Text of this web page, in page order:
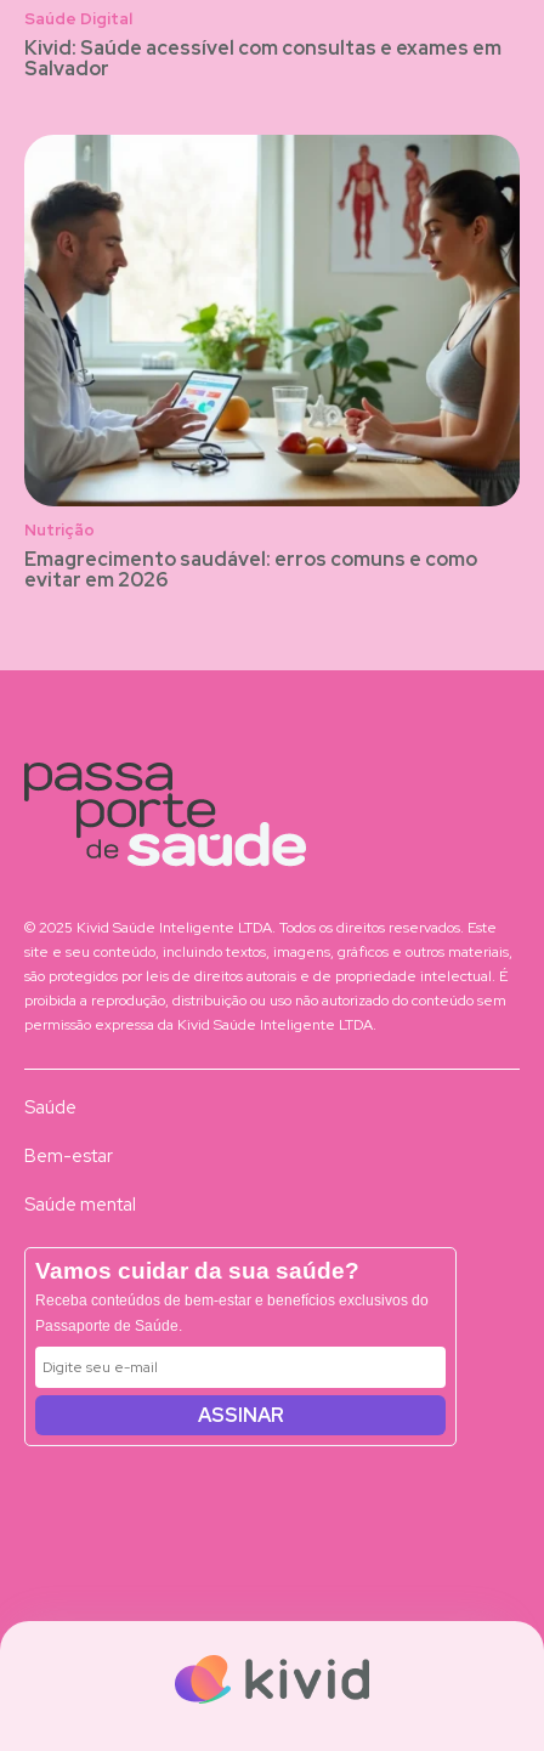
Saúde Digital
Kivid: Saúde acessível com consultas e exames em
Salvador
Nutrição
Emagrecimento saudável: erros comuns e como
evitar em 2026
© 2025 Kivid Saúde Inteligente LTDA. Todos os direitos reservados. Este
site e seu conteúdo, incluindo textos, imagens, gráficos e outros materiais,
são protegidos por leis de direitos autorais e de propriedade intelectual. É
proibida a reprodução, distribuição ou uso não autorizado do conteúdo sem
permissão expressa da Kivid Saúde Inteligente LTDA.
Saúde
Bem-estar
Saúde mental
Vamos cuidar da sua saúde?
Receba conteúdos de bem-estar e benefícios exclusivos do
Passaporte de Saúde.
ASSINAR